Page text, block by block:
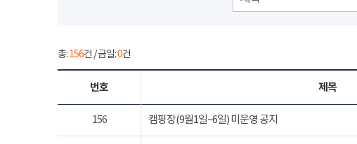
총:156건 / 금일:0건
번호 제목
156 캠핑장(9월1일~6일) 미운영 공지